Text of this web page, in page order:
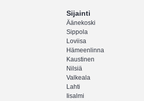
Sijainti
Äänekoski
Sippola
Loviisa
Hämeenlinna
Kaustinen
Nilsiä
Valkeala
Lahti
Iisalmi